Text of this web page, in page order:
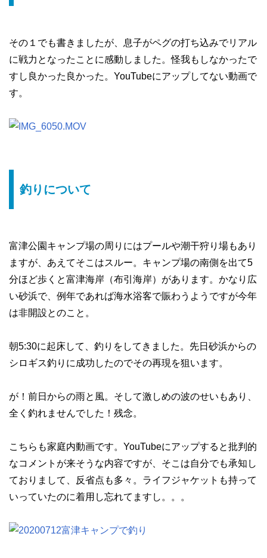
その１でも書きましたが、息子がペグの打ち込みでリアル
に戦力となったことに感動しました。怪我もしなかったで
すし良かった良かった。YouTubeにアップしてない動画で
す。
釣りについて
富津公園キャンプ場の周りにはプールや潮干狩り場もあり
ますが、あえてそこはスルー。キャンプ場の南側を出て5
分ほど歩くと富津海岸（布引海岸）があります。かなり広
い砂浜で、例年であれば海水浴客で賑わうようですが今年
は非開設とのこと。
朝5:30に起床して、釣りをしてきました。先日砂浜からの
シロギス釣りに成功したのでその再現を狙います。
が！前日からの雨と風。そして激しめの波のせいもあり、
全く釣れませんでした！残念。
こちらも家庭内動画です。YouTubeにアップすると批判的
なコメントが来そうな内容ですが、そこは自分でも承知し
ておりまして、反省点も多々。ライフジャケットも持って
いっていたのに着用し忘れてますし。。。